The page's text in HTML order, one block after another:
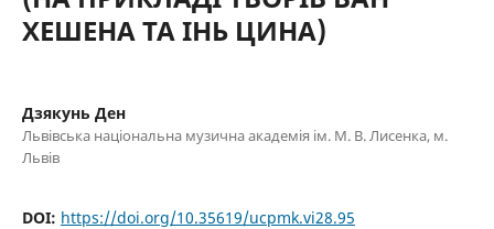
ХЕШЕНА ТА ІНЬ ЦИНА)
Дзякунь Ден
Львівська національна музична академія ім. М. В. Лисенка, м.
Львів
DOI: https://doi.org/10.35619/ucpmk.vi28.95